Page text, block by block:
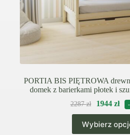
PORTIA BIS PIĘTROWA
domek z barierkami płotek i
2287zł 1944 zł
Wybierz